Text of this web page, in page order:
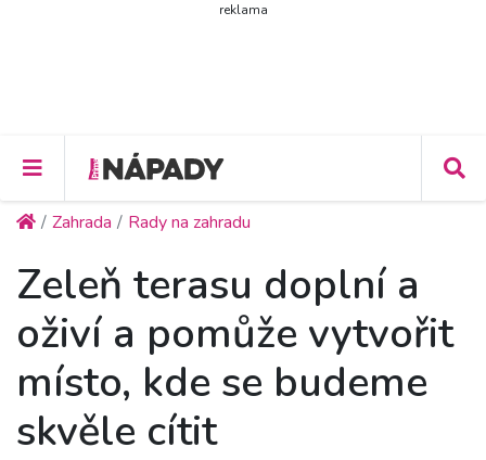
reklama
Zahrada Rady na zahradu
Zeleň terasu doplní a
oživí a pomůže vytvořit
místo, kde se budeme
skvěle cítit